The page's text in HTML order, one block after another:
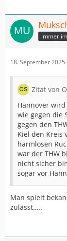
immer
18. September 2025
Zitat von
Hannover
wie gegen die
gegen den
Kiel den Kreis
harmlosen
war der THW
nicht sicher
sogar vor
Man spielt
zulässt…..